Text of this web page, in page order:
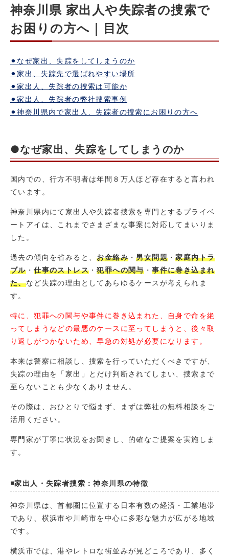
神奈川県 家出人や失踪者の捜索で
お困りの方へ｜目次
⚫︎なぜ家出、失踪をしてしまうのか
⚫︎家出、失踪先で選ばれやすい場所
⚫︎家出人、失踪者の捜索は可能か
⚫︎家出人、失踪者の弊社捜索事例
⚫︎神奈川県内で家出人、失踪者の捜索にお困りの方へ
●なぜ家出、失踪をしてしまうのか
国内での、行方不明者は年間８万人ほど存在すると言われ
ています。
神奈川県内にて家出人や失踪者捜索を専門とするプライベ
ートアイは、これまでさまざまな事案に対応してまいりま
した。
過去の傾向を省みると、お金絡み ・男女問題 ・家庭内トラ
ブル・仕事のストレス ・犯罪への関与・事件に巻き込まれ
た、など失踪の理由としてあらゆるケースが考えられま
す。
特に、犯罪への関与や事件に巻き込まれた、自身で命を絶
ってしまうなどの最悪のケースに至ってしまうと、後々取
り返しがつかないため、早急の対処が必要になります。
本来は警察に相談し、捜索を行っていただくべきですが、
失踪の理由を「家出」とだけ判断されてしまい、捜索まで
至らないことも少なくありません。
その際は、おひとりで悩まず、まずは弊社の無料相談をご
活用ください。
専門家が丁寧に状況をお聞きし、的確なご提案を実施しま
す。
◾️家出人・失踪者捜索：神奈川県の特徴
神奈川県は、首都圏に位置する日本有数の経済・工業地帯
であり、横浜市や川崎市を中心に多彩な魅力が広がる地域
です。
横浜市では、港やレトロな街並みが見どころであり、多く